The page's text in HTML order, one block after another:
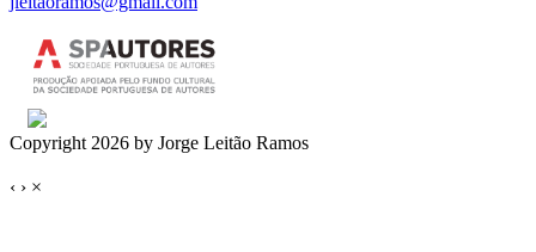
Copyright 2026 by Jorge Leitão Ramos
‹ › ×